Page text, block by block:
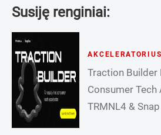
Susiję renginiai:
Traction Builder
Consumer
TRMNL4 &